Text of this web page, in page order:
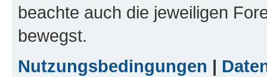
beachte auch die jeweiligen
bewegst.
Nutzungsbedingungen |